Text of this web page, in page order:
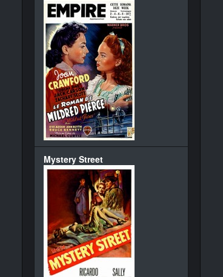
Mystery Street